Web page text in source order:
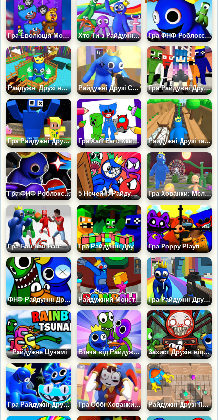
Гра Еволюція Монстрів: Максимальний Рівень Хто Ти з Райдужних Друзів? Гра ФНФ Роблокс Райдужні Друзі: Синій
Райдужні Друзі на Виживання Райдужні Друзі Стрілялка Гра Райдужні Друзі: Втеча
Гра Райдужні Друзі: Нубік, що вижив, 3Д Гра Хагі Вагі: Хайпова Розмальовка для Дітей Райдужні Друзі та Слендерина
Гра ФНФ Роблокс: Райдужні Друзі Проти Імпостера 5 Ночей із Райдужними Друзями Гра Хованки: Молокососи Проти Райдужних Друзів 3Д
Гра Бан Бан Бан: Сад Райдужних Монстрів Гра Райдужні Друзі: Я Монстр Гра Poppy Playtime: Пристрели Їх у 3D
ФНФ Райдужні Друзі Співають Усі Боси Райдужний Монстр Ловець Імпостерів Гра Райдужні Друзі: Виживання
Райдужне Цунамі Втеча від Райдужних Друзів Захист Друзів від Чу Чу Чарльза
Гра Райдужні Друзі І Хагі Вагі: Битва За Куб 3D Гра Оббі Хованки: Помні Проти Райдужних Друзів 3Д Райдужні Друзі Перезавантаження